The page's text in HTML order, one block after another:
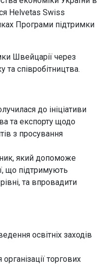
Helvetas Swiss
Програми підтримки
Швейцарії через
співробітництва.
до ініціативи
та експорту щодо
з просування
який допоможе
що підтримують
та впровадити
освітніх заходів
торгових